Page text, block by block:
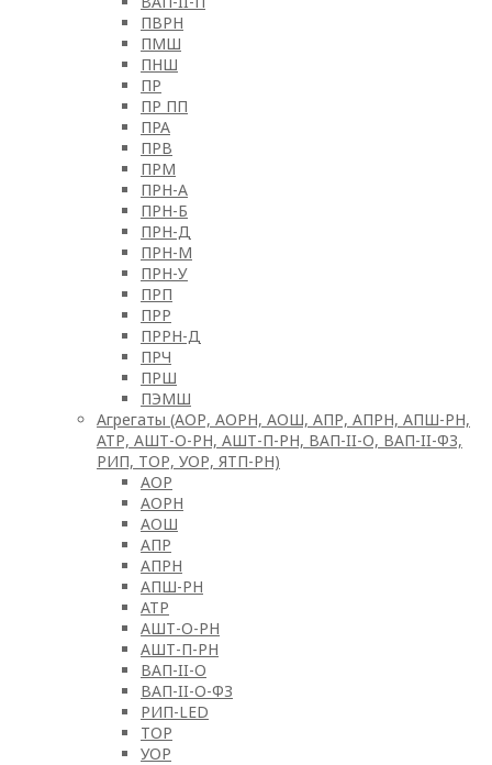
ПВРН
ПМШ
ПНШ
ПР
ПР ПП
ПРА
ПРВ
ПРМ
ПРН-А
ПРН-Б
ПРН-Д
ПРН-М
ПРН-У
ПРП
ПРР
ПРРН-Д
ПРЧ
ПРШ
ПЭМШ
Агрегаты (АОР, АОРН, АОШ, АПР, АПРН, АПШ-РН,
АТР, АШТ-О-РН, АШТ-П-РН, ВАП-II-О, ВАП-II-ФЗ,
РИП, ТОР, УОР, ЯТП-РН)
АОР
АОРН
АОШ
АПР
АПРН
АПШ-РН
АТР
АШТ-О-РН
АШТ-П-РН
ВАП-II-О
ВАП-II-О-ФЗ
РИП-LED
ТОР
УОР